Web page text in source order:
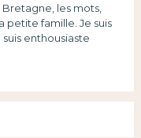
les mots,
petite famille. Je suis
enthousiaste